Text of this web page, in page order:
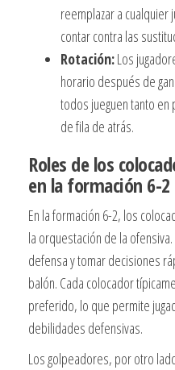
reemplazar a cualquier
contar contra las
Rotación:Los
horario después de
todos jueguen tanto
de fila de atrás.
Roles de los
en la formación 6-2
En la formación 6-2, los
la orquestación de la
defensa y tomar decisiones
balón. Cada colocador
preferido, lo que permite
debilidades defensivas.
Los golpeadores, por otro